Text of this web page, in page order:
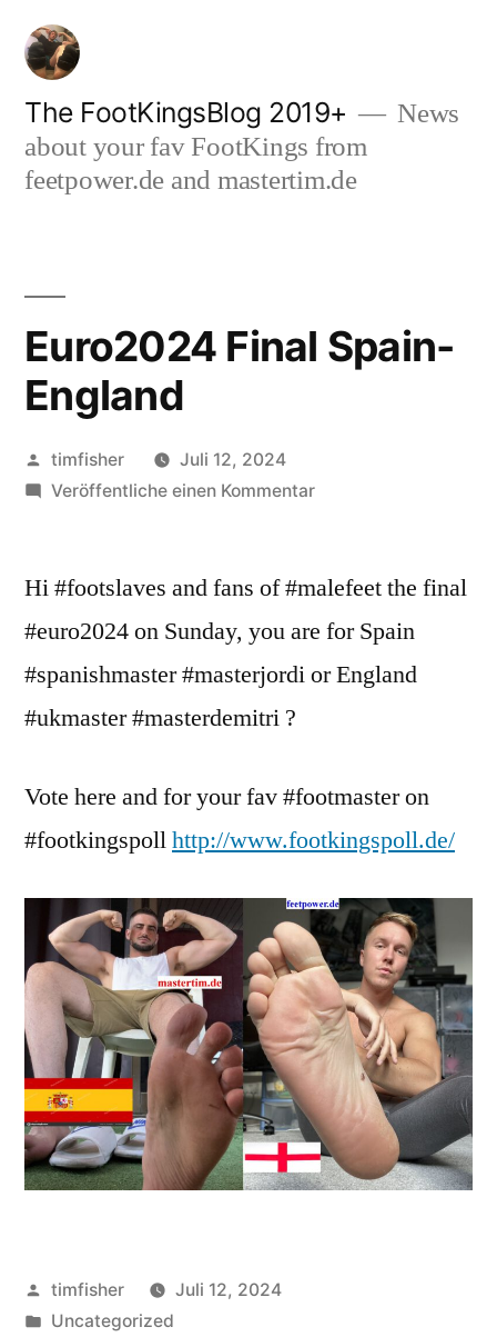
Zum
Inhalt
springen
The FootKingsBlog 2019+
News
about your fav FootKings from
feetpower.de and mastertim.de
Euro2024 Final Spain-
England
Veröffentlicht
von
timfisher
Juli 12, 2024
Veröffentliche einen Kommentarzu
Spain-
Hi #footslaves and fans of #malefeet the final
#euro2024 on Sunday, you are for Spain
#spanishmaster #masterjordi or England
#ukmaster #masterdemitri ?
Vote here and for your fav #footmaster on
#footkingspollhttp://www.footkingspoll.de/
Veröffentlicht
von
timfisher
Juli 12, 2024
Veröffentlicht
Uncategorized